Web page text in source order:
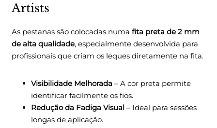
Artists
As pestanas são colocadas numa fita preta de 2 mm
de alta qualidade, especialmente desenvolvida para
profissionais que criam os leques diretamente na fita.
Visibilidade Melhorada – A cor preta permite
identificar facilmente os fios.
Redução da Fadiga Visual – Ideal para sessões
longas de aplicação.